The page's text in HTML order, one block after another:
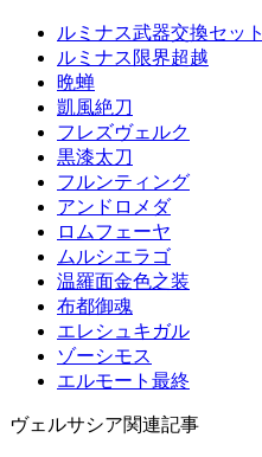
ルミナス武器交換セット
ルミナス限界超越
晩蝉
凱風絶刀
フレズヴェルク
黒漆太刀
フルンティング
アンドロメダ
ロムフェーヤ
ムルシエラゴ
温羅面金色之装
布都御魂
エレシュキガル
ゾーシモス
エルモート最終
ヴェルサシア関連記事